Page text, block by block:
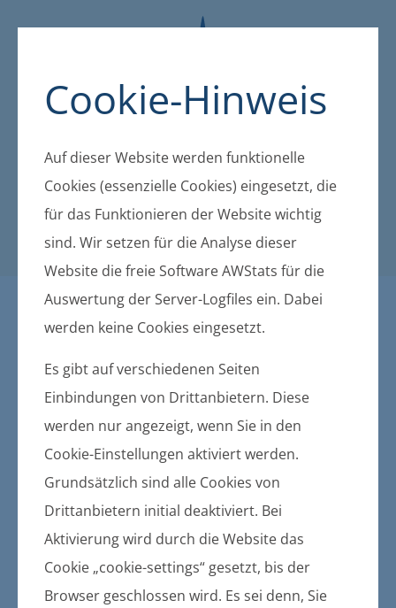
Cookie-Hinweis
Auf dieser Website werden funktionelle
Cookies (essenzielle Cookies) eingesetzt, die
für das Funktionieren der Website wichtig
sind. Wir setzen für die Analyse dieser
Website die freie Software AWStats für die
Auswertung der Server-Logfiles ein. Dabei
werden keine Cookies eingesetzt.
Es gibt auf verschiedenen Seiten
Einbindungen von Drittanbietern. Diese
werden nur angezeigt, wenn Sie in den
Cookie-Einstellungen aktiviert werden.
Grundsätzlich sind alle Cookies von
Drittanbietern initial deaktiviert. Bei
Aktivierung wird durch die Website das
Cookie „cookie-settings“ gesetzt, bis der
Browser geschlossen wird. Es sei denn, Sie
Öffentliche Bekanntmachu
ngen der amtsangehörigen
Gemeinden und des Amtes
Bekanntmachung der
Gemeinde Karlsburg über die
Festsetzung der Hebesätze der
Realsteuern für das
Haushaltsjahr 2016
(Hebesatzsatzung)